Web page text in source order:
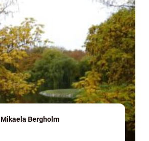
Mikaela Bergholm